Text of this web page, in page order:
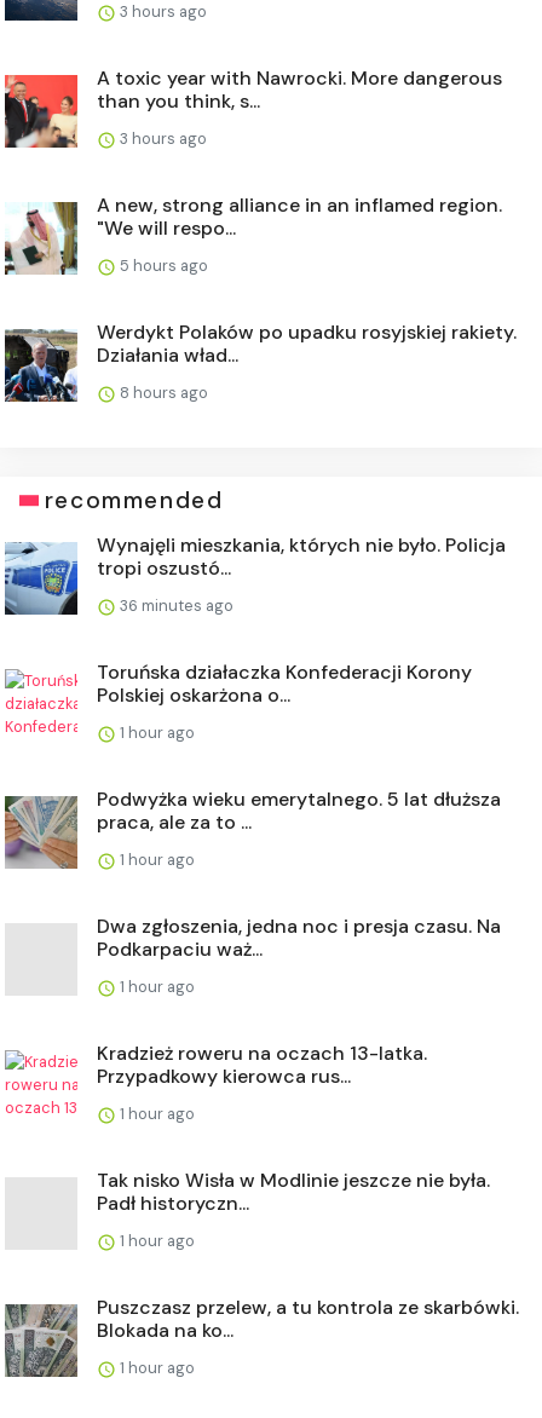
3 hours ago
A toxic year with Nawrocki. More dangerous
than you think, s...
3 hours ago
A new, strong alliance in an inflamed region.
"We will respo...
5 hours ago
Werdykt Polaków po upadku rosyjskiej rakiety.
Działania wład...
8 hours ago
recommended
Wynajęli mieszkania, których nie było. Policja
tropi oszustó...
36 minutes ago
Toruńska działaczka Konfederacji Korony
Polskiej oskarżona o...
1 hour ago
Podwyżka wieku emerytalnego. 5 lat dłuższa
praca, ale za to ...
1 hour ago
Dwa zgłoszenia, jedna noc i presja czasu. Na
Podkarpaciu waż...
1 hour ago
Kradzież roweru na oczach 13-latka.
Przypadkowy kierowca rus...
1 hour ago
Tak nisko Wisła w Modlinie jeszcze nie była.
Padł historyczn...
1 hour ago
Puszczasz przelew, a tu kontrola ze skarbówki.
Blokada na ko...
1 hour ago